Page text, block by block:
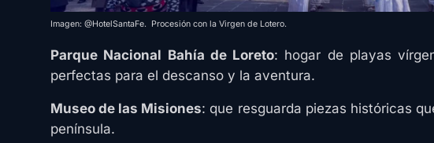
Imagen: @HotelSantaFe. Procesión con la Virgen de Lotero.
Parque Nacional Bahía de Loreto: hogar de playas
perfectas para el descanso y la aventura.
Museo de las Misiones: que resguarda piezas históricas
península.